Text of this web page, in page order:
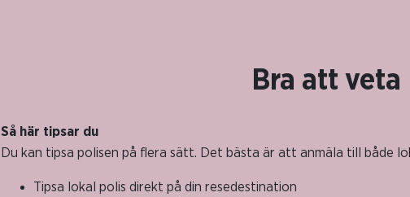
Bra att veta
Så här tipsar du
Du kan tipsa polisen på flera sätt. Det bästa är att anmäla till både
Tipsa lokal polis direkt på din resedestination